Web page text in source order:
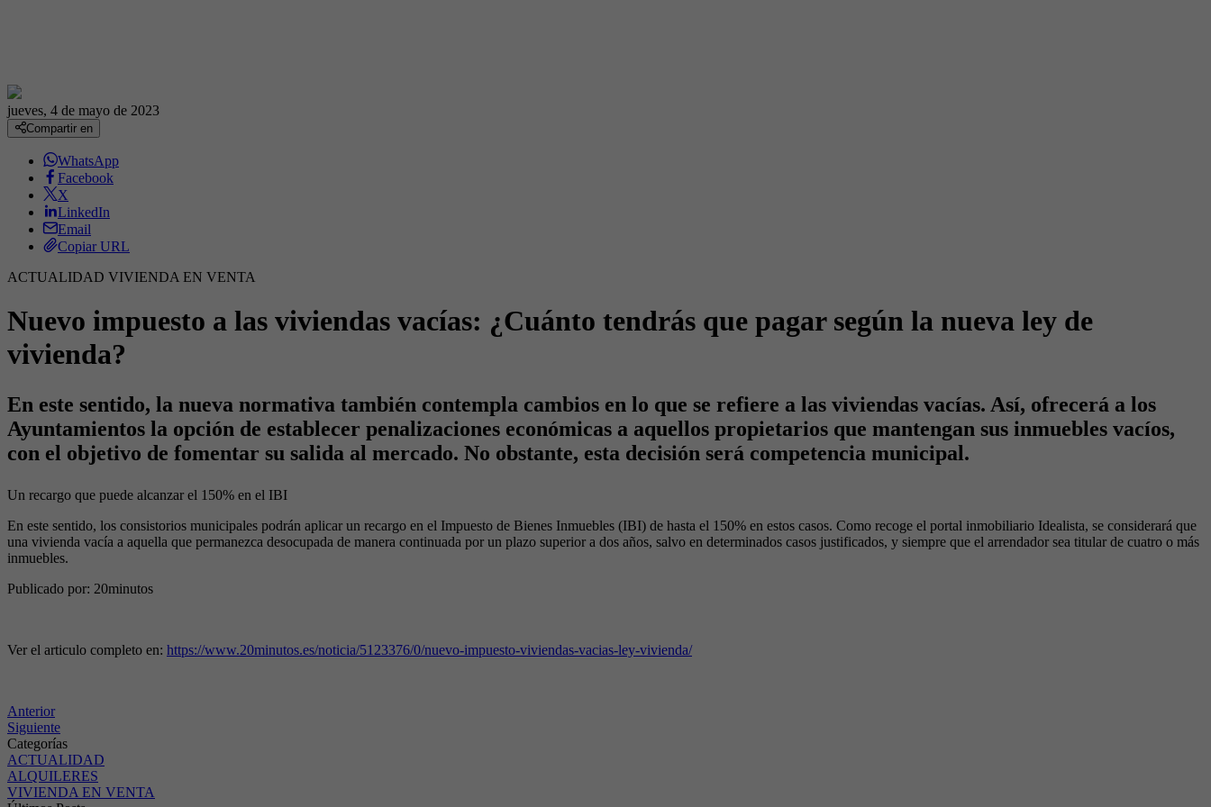
jueves, 4 de mayo de 2023
Compartir en
WhatsApp
Facebook
X
LinkedIn
Email
Copiar URL
ACTUALIDAD VIVIENDA EN VENTA
Nuevo impuesto a las viviendas vacías: ¿Cuánto tendrás que pagar según la nueva ley de
vivienda?
En este sentido, la nueva normativa también contempla cambios en lo que se refiere a las viviendas vacías. Así, ofrecerá a los
Ayuntamientos la opción de establecer penalizaciones económicas a aquellos propietarios que mantengan sus inmuebles vacíos,
con el objetivo de fomentar su salida al mercado. No obstante, esta decisión será competencia municipal.
Un recargo que puede alcanzar el 150% en el IBI
En este sentido, los consistorios municipales podrán aplicar un recargo en el Impuesto de Bienes Inmuebles (IBI) de hasta el 150% en estos casos. Como recoge el portal inmobiliario Idealista, se considerará que
una vivienda vacía a aquella que permanezca desocupada de manera continuada por un plazo superior a dos años, salvo en determinados casos justificados, y siempre que el arrendador sea titular de cuatro o más
inmuebles.
Publicado por: 20minutos
Ver el articulo completo en: https://www.20minutos.es/noticia/5123376/0/nuevo-impuesto-viviendas-vacias-ley-vivienda/
Anterior
Siguiente
Categorías
ACTUALIDAD
ALQUILERES
VIVIENDA EN VENTA